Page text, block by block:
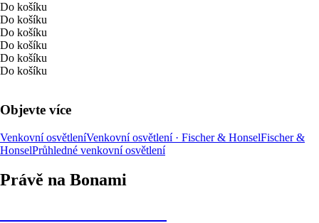
Do košíku
Do košíku
Do košíku
Do košíku
Do košíku
Do košíku
Objevte více
Venkovní osvětleníVenkovní osvětlení · Fischer & HonselFischer &
HonselPrůhledné venkovní osvětlení
Právě na Bonami